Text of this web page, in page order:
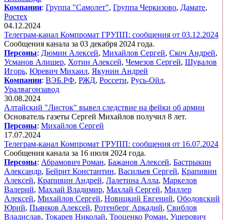
Компании: Группа "Самолет", Группа Черкизово, Дамате,
Ростех
04.12.2024
Телеграм-канал Компромат ГРУПП: сообщения от 03.12.2024
Сообщения канала за 03 декабря 2024 года.
Персоны: Дюмин Алексей, Михайлов Сергей, Скоч Андрей,
Усманов Алишер, Хотин Алексей, Чемезов Сергей, Шувалов
Игорь, Юревич Михаил, Якунин Андрей
Компании: ВЭБ.РФ, РЖД, Россети, Русь-Ойл,
Уралвагонзавод
30.08.2024
Алтайский "Листок" вывел следствие на фейки об армии
Основатель газеты Сергей Михайлов получил 8 лет.
Персоны: Михайлов Сергей
17.07.2024
Телеграм-канал Компромат ГРУПП: сообщения от 16.07.2024
Сообщения канала за 16 июля 2024 года.
Персоны: Абрамович Роман, Бажанов Алексей, Бастрыкин
Александр, Бейрит Константин, Васильев Сергей, Крапивин
Алексей, Крапивин Андрей, Лалетина Алла, Маркелов
Валерий, Махлай Владимир, Махлай Сергей, Миллер
Алексей, Михайлов Сергей, Новицкий Евгений, Ободовский
Юрий, Пьянков Алексей, Ротенберг Аркадий, Свиблов
Владислав, Токарев Николай, Троценко Роман, Ушерович